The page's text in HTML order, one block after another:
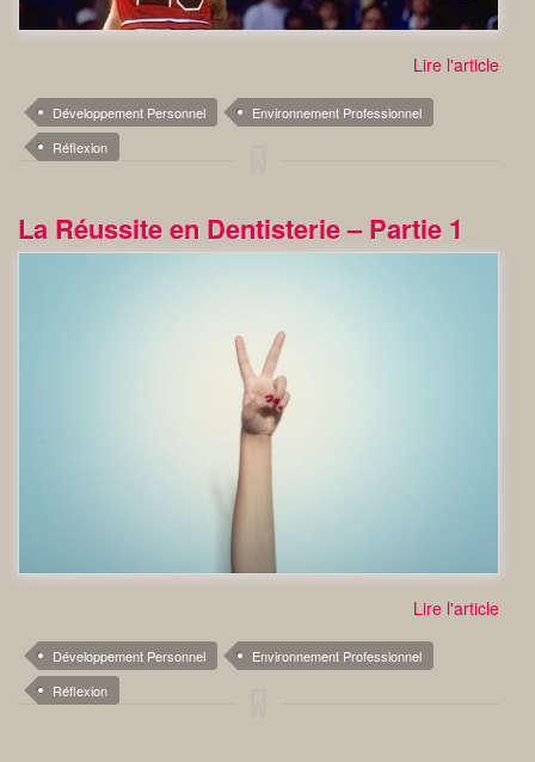
Lire l'article
Développement Personnel
Environnement Professionnel
Réflexion
La Réussite en Dentisterie – Partie 1
Lire l'article
Développement Personnel
Environnement Professionnel
Réflexion